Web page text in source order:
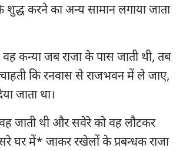
शुद्ध करने का अन्य सामान लगाया जाता
वह कन्या जब राजा के पास जाती थी, तब
कि रनवास से राजभवन में ले जाए,
जाता था।
जाती थी और सवेरे को वह लौटकर
घर में* जाकर रखेलों के प्रबन्धक राजा